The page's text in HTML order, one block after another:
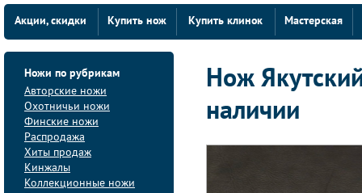
Акции, скидки Купить нож Купить клинок Мастерская
Ножи по рубрикам
Авторские ножи
Охотничьи ножи
Финские ножи
Распродажа
Хиты продаж
Кинжалы
Коллекционные ножи
Нож
наличии